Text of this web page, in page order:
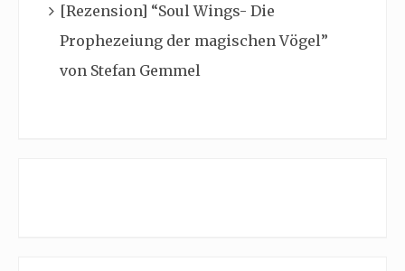
[Rezension] “Soul Wings- Die
Prophezeiung der magischen Vögel”
von Stefan Gemmel